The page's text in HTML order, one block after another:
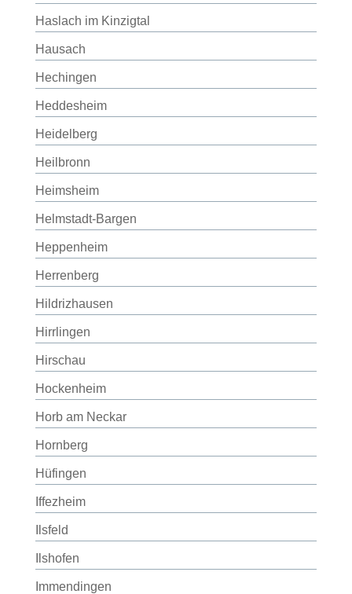
Haslach im Kinzigtal
Hausach
Hechingen
Heddesheim
Heidelberg
Heilbronn
Heimsheim
Helmstadt-Bargen
Heppenheim
Herrenberg
Hildrizhausen
Hirrlingen
Hirschau
Hockenheim
Horb am Neckar
Hornberg
Hüfingen
Iffezheim
Ilsfeld
Ilshofen
Immendingen